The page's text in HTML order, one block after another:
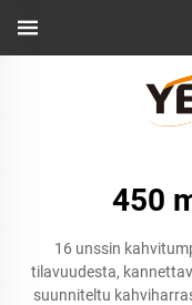
450
16 unssin
tilavuudesta,
suunniteltu